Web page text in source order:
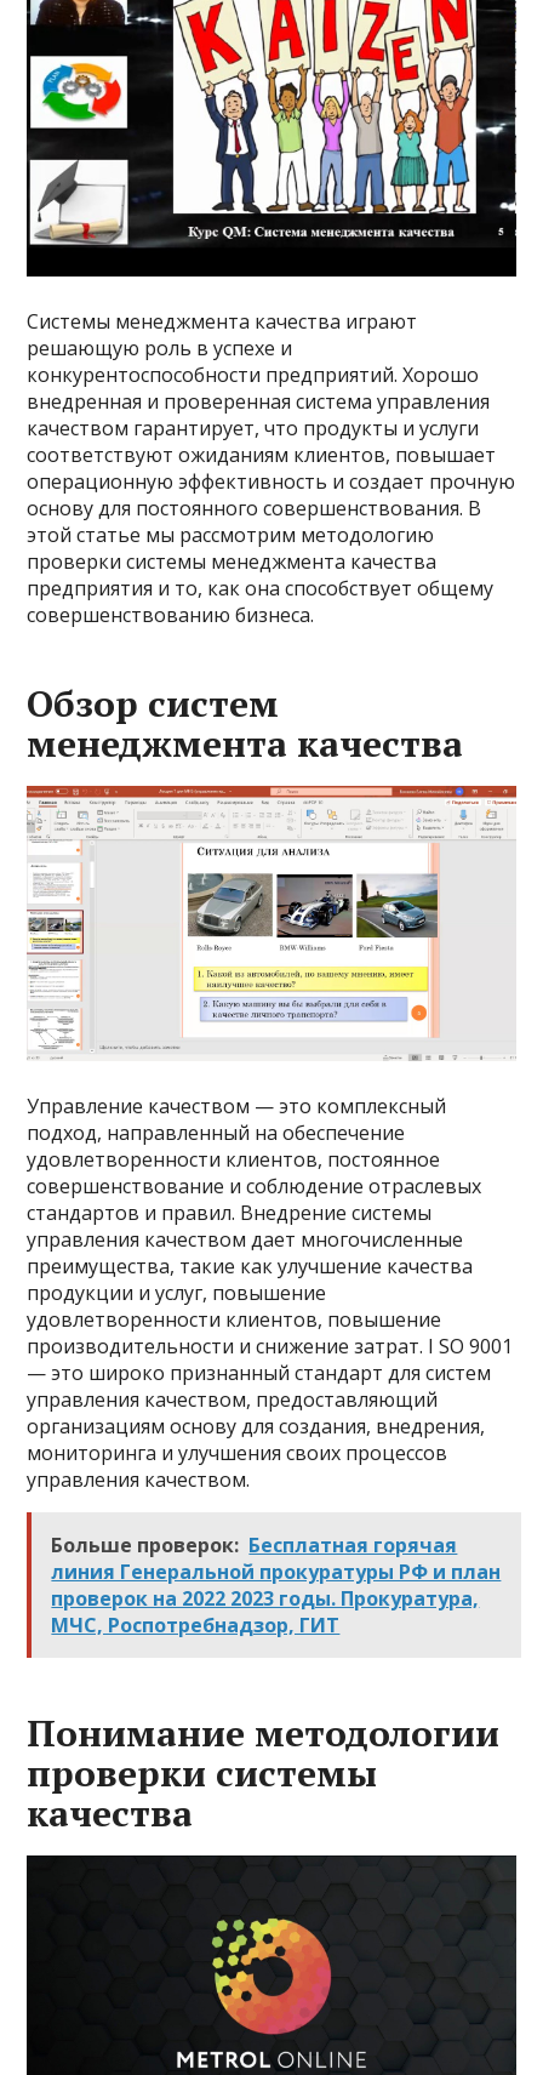
Системы менеджмента качества играют
решающую роль в успехе и
конкурентоспособности предприятий. Хорошо
внедренная и проверенная система управления
качеством гарантирует, что продукты и услуги
соответствуют ожиданиям клиентов, повышает
операционную эффективность и создает прочную
основу для постоянного совершенствования. В
этой статье мы рассмотрим методологию
проверки системы менеджмента качества
предприятия и то, как она способствует общему
совершенствованию бизнеса.
Обзор систем
менеджмента качества
Управление качеством — это комплексный
подход, направленный на обеспечение
удовлетворенности клиентов, постоянное
совершенствование и соблюдение отраслевых
стандартов и правил. Внедрение системы
управления качеством дает многочисленные
преимущества, такие как улучшение качества
продукции и услуг, повышение
удовлетворенности клиентов, повышение
производительности и снижение затрат. I SO 9001
— это широко признанный стандарт для систем
управления качеством, предоставляющий
организациям основу для создания, внедрения,
мониторинга и улучшения своих процессов
управления качеством.
Больше проверок: Бесплатная горячая
линия Генеральной прокуратуры РФ и план
проверок на 2022 2023 годы. Прокуратура,
МЧС, Роспотребнадзор, ГИТ
Понимание методологии
проверки системы
качества